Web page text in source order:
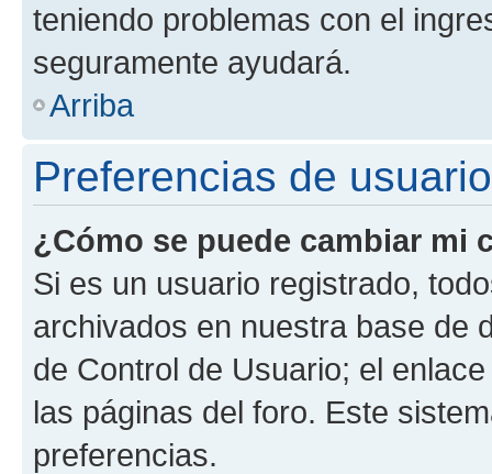
teniendo problemas con el
seguramente ayudará.
Arriba
Preferencias de
¿Cómo se puede cambiar mi
Si es un usuario registrado,
archivados en nuestra base de
de Control de Usuario; el
las páginas del foro. Este
preferencias.